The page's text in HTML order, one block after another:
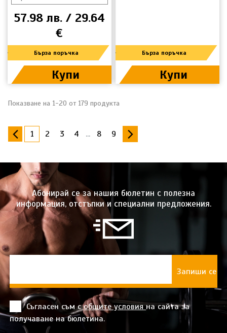
57.98 лв. / 29.64
€
Бърза поръчка
Купи
Бърза поръчка
Купи
Показване на 1-20 от 179 продукта
1 2 3 4 ... 8 9
Абонирай се за нашия бюлетин с полезна
информация, отстъпки и специални предложения.
Съгласен съм собщите условияна сайта за
получаване на бюлетина.